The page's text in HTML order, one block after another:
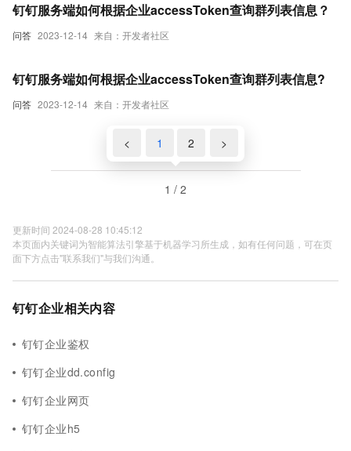
问答 2023-12-14 来自：开发者社区
钉钉服务端如何根据企业accessToken查询群列表信息？
问答 2023-12-14 来自：开发者社区
钉钉服务端如何根据企业accessToken查询群列表信息?
< 1 2 >
1 / 2
更新时间 2024-08-28 10:45:12
本页面内关键词为智能算法引擎基于机器学习所生成，如有任何问题，可在页
面下方点击"联系我们"与我们沟通。
钉钉企业相关内容
钉钉企业鉴权
钉钉企业dd.config
钉钉企业网页
钉钉企业h5